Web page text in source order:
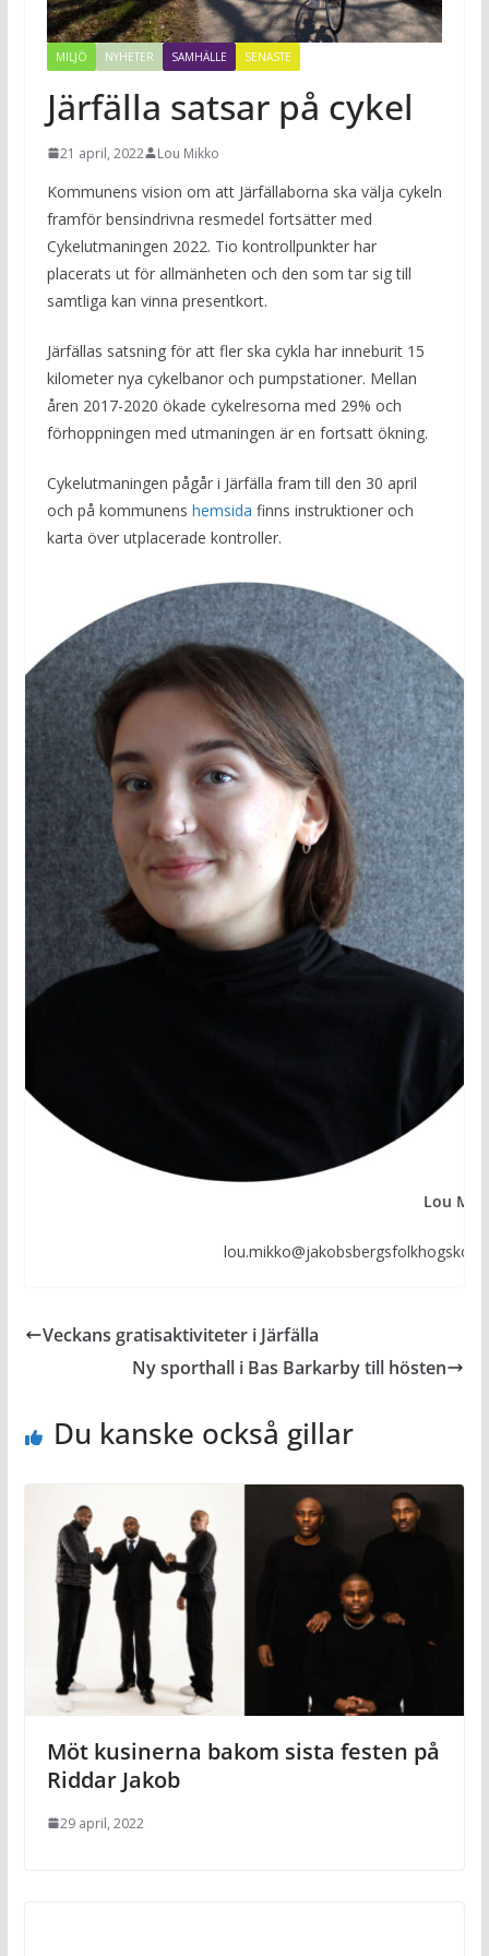
MILJÖ NYHETER SAMHÄLLE SENASTE
Järfälla satsar på cykel
21 april, 2022 Lou Mikko
Kommunens vision om att Järfällaborna ska välja cykeln
framför bensindrivna resmedel fortsätter med
Cykelutmaningen 2022. Tio kontrollpunkter har
placerats ut för allmänheten och den som tar sig till
samtliga kan vinna presentkort.
Järfällas satsning för att fler ska cykla har inneburit 15
kilometer nya cykelbanor och pumpstationer. Mellan
åren 2017-2020 ökade cykelresorna med 29% och
förhoppningen med utmaningen är en fortsatt ökning.
Cykelutmaningen pågår i Järfälla fram till den 30 april
och på kommunens hemsida finns instruktioner och
karta över utplacerade kontroller.
Lou
Veckans gratisaktiviteter i Järfälla
Ny sporthall i Bas Barkarby till hösten
Du kanske också gillar
Möt kusinerna bakom sista festen på
Riddar Jakob
29 april, 2022